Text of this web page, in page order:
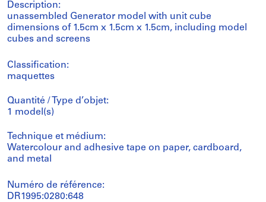
Description:
unassembled Generator model with unit cube
dimensions of 1.5cm x 1.5cm x 1.5cm, including model
cubes and screens
Classification:
maquettes
Quantité / Type d’objet:
1 model(s)
Technique et médium:
Watercolour and adhesive tape on paper, cardboard,
and metal
Numéro de référence:
DR1995:0280:648